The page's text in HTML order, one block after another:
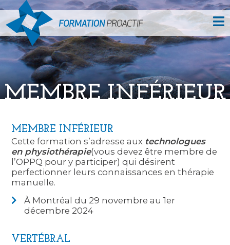
MEMBRE INFÉRIEUR
MEMBRE INFÉRIEUR
Cette formation s’adresse aux technologues
en physiothérapie(vous devez être membre de
l’OPPQ pour y participer) qui désirent
perfectionner leurs connaissances en thérapie
manuelle.
À Montréal du 29 novembre au 1er
décembre 2024
VERTÉBRAL